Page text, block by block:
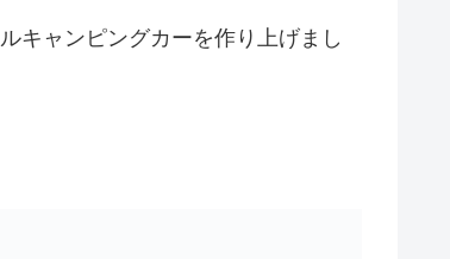
キャンピングカーを作り上げまし